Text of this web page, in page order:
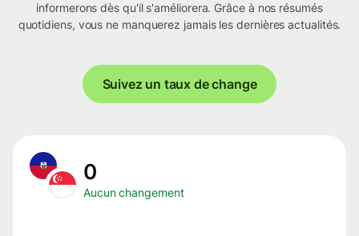
informerons dès qu'il s'améliorera. Grâce à nos résumés
quotidiens, vous ne manquerez jamais les dernières actualités.
Suivez un taux de change
0
Aucun changement